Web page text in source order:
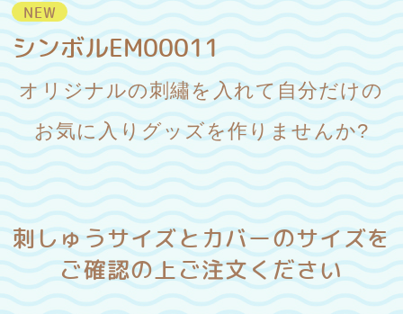
NEW
シンボルEM00011
オリジナルの刺繡を入れて自分だけの
お気に入りグッズを作りませんか?
刺しゅうサイズとカバーのサイズを
ご確認の上ご注文ください